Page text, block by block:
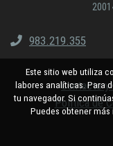
983.219.355
Contacto
Política de
Este sitio web utiliza
labores analíticas. Para
tu navegador. Si
Puedes obtener